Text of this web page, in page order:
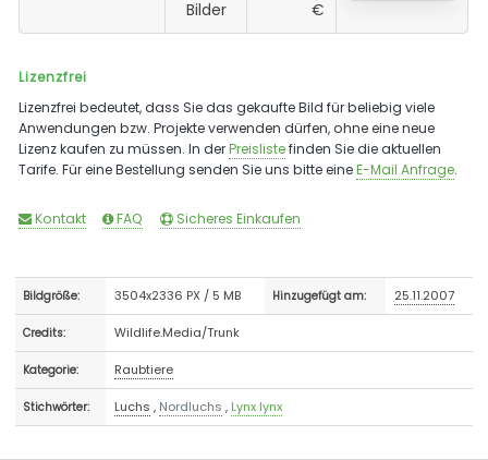
Bilder
€
Lizenzfrei
Lizenzfrei bedeutet, dass Sie das gekaufte Bild für beliebig viele
Anwendungen bzw. Projekte verwenden dürfen, ohne eine neue
Lizenz kaufen zu müssen. In derPreislistefinden Sie die aktuellen
Tarife. Für eine Bestellung senden Sie uns bitte eineE-Mail Anfrage.
Kontakt FAQ Sicheres Einkaufen
Bildgröße: 3504x2336 PX / 5 MB Hinzugefügt am: 25.11.2007
Credits: Wildlife.Media/Trunk
Kategorie: Raubtiere
Stichwörter: Luchs , Nordluchs , Lynx lynx